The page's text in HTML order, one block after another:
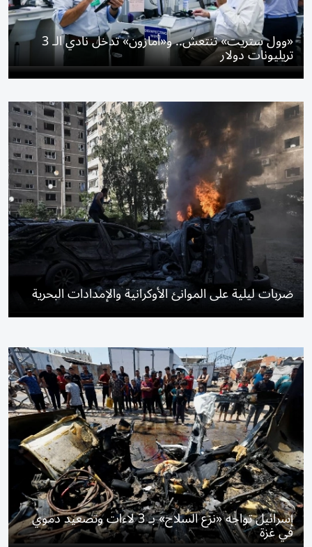
«وول ستريت» تنتعش.. و«أمازون» تدخل نادي الـ 3
تريليونات دولار
ضربات ليلية على الموانئ الأوكرانية والإمدادات البحرية
إسرائيل تواجه «نزع السلاح» بـ 3 لاءات وتصعيد دموي
في غزة